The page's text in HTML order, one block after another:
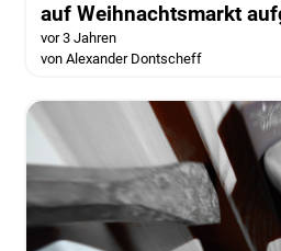
auf Weihnachtsmarkt
vor 3 Jahren
von Alexander Dontscheff